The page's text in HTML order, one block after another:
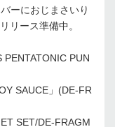
ーにおじまさいり
リース準備中。
PENTATONIC PUN
SAUCE」(DE-FR
SET/DE-FRAGM